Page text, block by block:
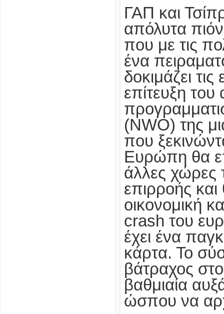
ΓΑΠ και
απόλυτα
που με τις
ένα
δοκιμάζει
επίτευξη
(NWO) της
που
Ευρώπη θα
άλλες χώρες
επιρροής
οικονομική
crash του
έχει ένα
κάρτα. Το
βάτραχος
βαθμιαία
ώσπου να